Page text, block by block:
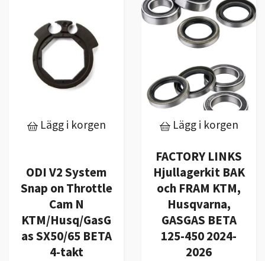
Lägg i korgen
ODI V2 System
Snap on Throttle
Cam N
KTM/Husq/GasG
as SX50/65 BETA
4-takt
Lägg i korgen
FACTORY LINKS
Hjullagerkit BAK
och FRAM KTM,
Husqvarna,
GASGAS BETA
125-450 2024-
2026